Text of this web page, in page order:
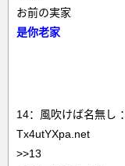
お前の実家
是你老家
14：風吹けば名無し
Tx4utYXpa.net
>>13